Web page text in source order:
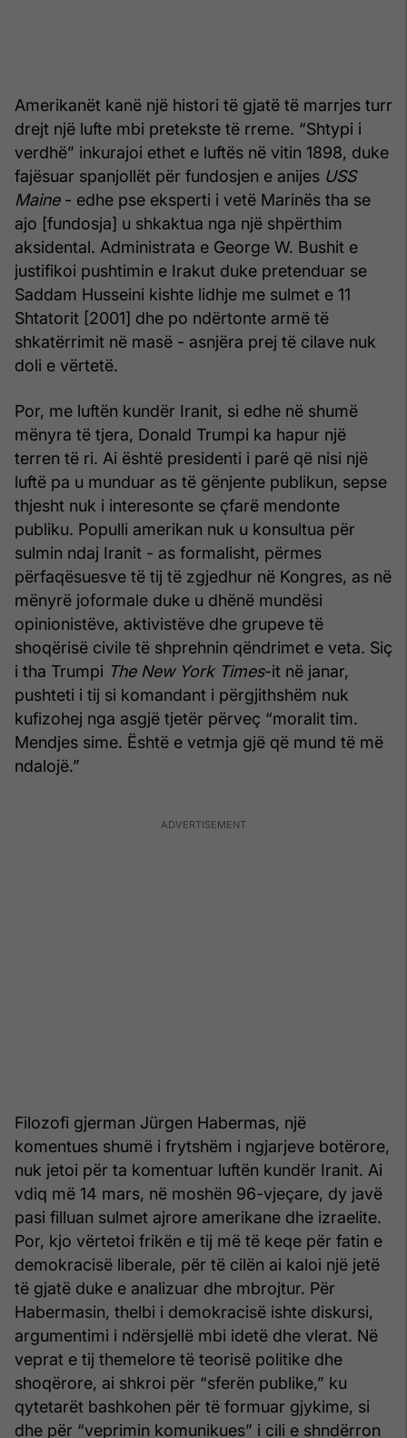
Amerikanët kanë një histori të gjatë të marrjes turr
drejt një lufte mbi pretekste të rreme. “Shtypi i
verdhë” inkurajoi ethet e luftës në vitin 1898, duke
fajësuar spanjollët për fundosjen e anijes USS
Maine- edhe pse eksperti i vetë Marinës tha se
ajo [fundosja] u shkaktua nga një shpërthim
aksidental. Administrata e George W. Bushit e
justifikoi pushtimin e Irakut duke pretenduar se
Saddam Husseini kishte lidhje me sulmet e 11
Shtatorit [2001] dhe po ndërtonte armë të
shkatërrimit në masë - asnjëra prej të cilave nuk
doli e vërtetë.
Por, me luftën kundër Iranit, si edhe në shumë
mënyra të tjera, Donald Trumpi ka hapur një
terren të ri. Ai është presidenti i parë që nisi një
luftë pa u munduar as të gënjente publikun, sepse
thjesht nuk i interesonte se çfarë mendonte
publiku. Populli amerikan nuk u konsultua për
sulmin ndaj Iranit - as formalisht, përmes
përfaqësuesve të tij të zgjedhur në Kongres, as në
mënyrë joformale duke u dhënë mundësi
opinionistëve, aktivistëve dhe grupeve të
shoqërisë civile të shprehnin qëndrimet e veta. Siç
i tha Trumpi The New York Times-it në janar,
pushteti i tij si komandant i përgjithshëm nuk
kufizohej nga asgjë tjetër përveç “moralit tim.
Mendjes sime. Është e vetmja gjë që mund të më
ndalojë.”
Filozofi gjerman Jürgen Habermas, një
komentues shumë i frytshëm i ngjarjeve botërore,
nuk jetoi për ta komentuar luftën kundër Iranit. Ai
vdiq më 14 mars, në moshën 96-vjeçare, dy javë
pasi filluan sulmet ajrore amerikane dhe izraelite.
Por, kjo vërtetoi frikën e tij më të keqe për fatin e
demokracisë liberale, për të cilën ai kaloi një jetë
të gjatë duke e analizuar dhe mbrojtur. Për
Habermasin, thelbi i demokracisë ishte diskursi,
argumentimi i ndërsjellë mbi idetë dhe vlerat. Në
veprat e tij themelore të teorisë politike dhe
shoqërore, ai shkroi për “sferën publike,” ku
qytetarët bashkohen për të formuar gjykime, si
dhe për “veprimin komunikues” i cili e shndërron